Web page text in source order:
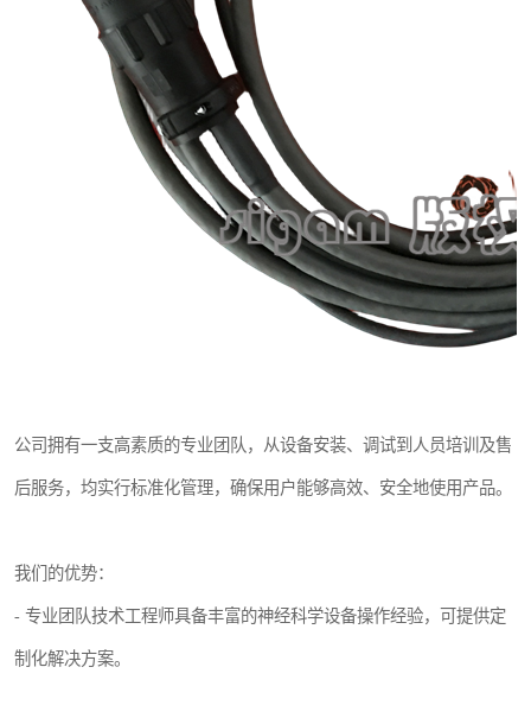
公司拥有一支高素质的专业团队，从设备安装、调试到人员培训及售
后服务，均实行标准化管理，确保用户能够高效、安全地使用产品。
我们的优势：
- 专业团队技术工程师具备丰富的神经科学设备操作经验，可提供定
制化解决方案。